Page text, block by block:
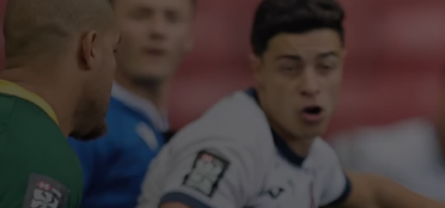
COMPETICIONES INTERNACIONALES
COMPETICIONES INTERNACIONALES
LEONES7S: